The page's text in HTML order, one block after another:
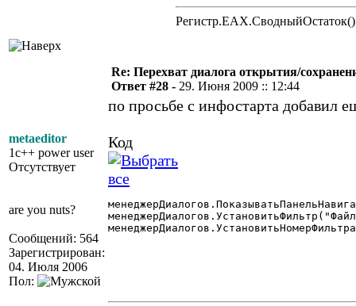
Регистр.EAX.СводныйОстаток()
metaeditor
1c++ power user
Отсутствует
are you nuts?
Сообщений: 564
Зарегистрирован:
04. Июля 2006
Пол:
Re: Перехват диалога открытия/
Ответ #28 - 29. Июня 2009 :: 12:44
по просьбе с инфостарта добавил
Код